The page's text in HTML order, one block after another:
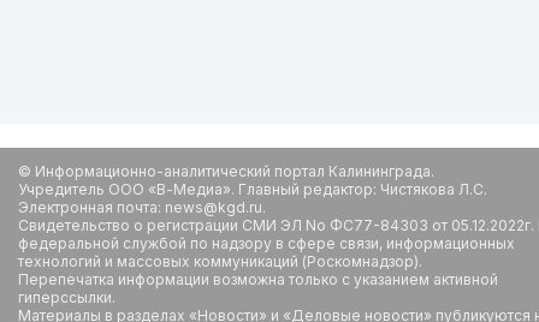
© Информационно-аналитический портал Калининграда.
Учредитель ООО «В-Медиа». Главный редактор: Чистякова Л.С.
Электронная почта: news@kgd.ru.
Свидетельство о регистрации СМИ ЭЛ No ФС77-84303 от
федеральной службой по надзору в сфере связи, информационных
технологий и массовых коммуникаций (Роскомнадзор).
Перепечатка информации возможна только с указанием активной
гиперссылки.
Материалы в разделах «Новости» и «Деловые новости» публикуются